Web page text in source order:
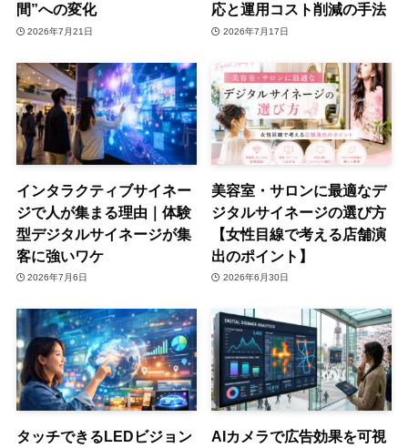
間”への変化
2026年7月21日
応と運用コスト削減の手法
2026年7月17日
インタラクティブサイネー
ジで人が集まる理由｜体験
型デジタルサイネージが集
客に強いワケ
2026年7月6日
美容室・サロンに最適なデ
ジタルサイネージの選び方
【女性目線で考える店舗演
出のポイント】
2026年6月30日
タッチできるLEDビジョン
AIカメラで広告効果を可視